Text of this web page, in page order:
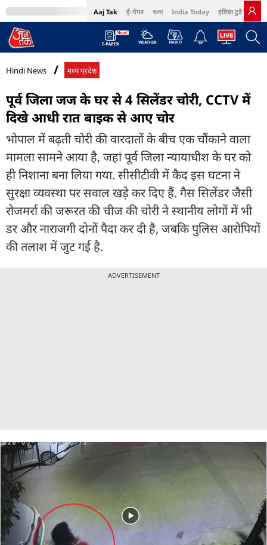
Aaj Tak ई-पेपर বাংলা India Today इंडिया टुडे हिंदी
MumbaiTak Cosmopolitan Harper's Bazaar Northeast
Hindi News मध्य प्रदेश
पूर्व जिला जज के घर से 4 सिलेंडर चोरी, CCTV में
दिखे आधी रात बाइक से आए चोर
भोपाल में बढ़ती चोरी की वारदातों के बीच एक चौंकाने वाला
मामला सामने आया है, जहां पूर्व जिला न्यायाधीश के घर को
ही निशाना बना लिया गया. सीसीटीवी में कैद इस घटना ने
सुरक्षा व्यवस्था पर सवाल खड़े कर दिए हैं. गैस सिलेंडर जैसी
रोजमर्रा की जरूरत की चीज की चोरी ने स्थानीय लोगों में भी
डर और नाराजगी दोनों पैदा कर दी है, जबकि पुलिस आरोपियों
की तलाश में जुट गई है.
ADVERTISEMENT